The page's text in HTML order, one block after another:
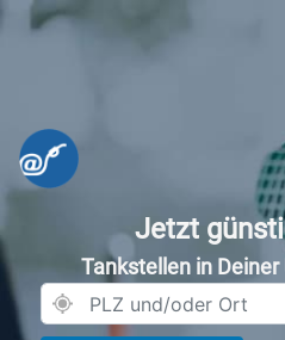
Jetzt
Tankstellen in